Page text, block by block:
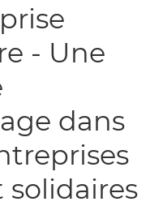
- Une
dans
solidaires